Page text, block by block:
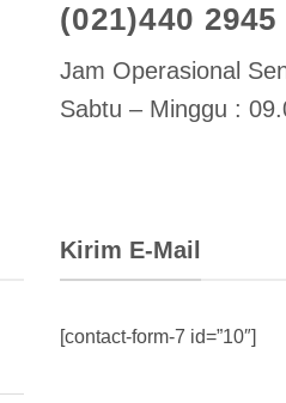
(021)440
Jam Operasional
Sabtu – Minggu :
Kirim E-Mail
[contact-form-7 id=”10″]